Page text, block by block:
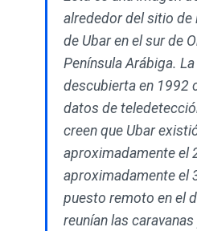
alrededor del sitio de
de Ubar en el sur de
Península Arábiga.
descubierta en 1992
datos de
creen que Ubar
aproximadamente el
aproximadamente el
puesto remoto en el
reunían las